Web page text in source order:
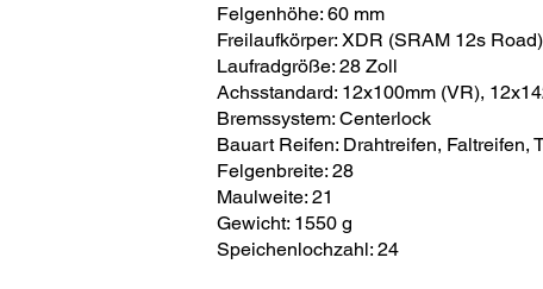
Felgenhöhe: 60 mm
Freilaufkörper: XDR (SRAM 12s
Laufradgröße: 28 Zoll
Achsstandard: 12x100mm (VR),
Bremssystem: Centerlock
Bauart Reifen: Drahtreifen, Faltreifen,
Felgenbreite: 28
Maulweite: 21
Gewicht: 1550 g
Speichenlochzahl: 24